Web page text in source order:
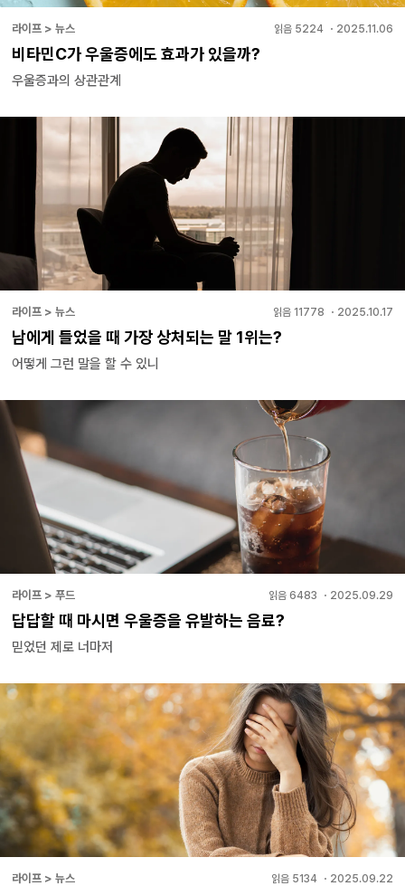
라이프 > 뉴스 읽음 5224 ・ 2025.11.06
비타민C가 우울증에도 효과가 있을까?
우울증과의 상관관계
라이프 > 뉴스 읽음 11778 ・ 2025.10.17
남에게 들었을 때 가장 상처되는 말 1위는?
어떻게 그런 말을 할 수 있니
라이프 > 푸드 읽음 6483 ・ 2025.09.29
답답할 때 마시면 우울증을 유발하는 음료?
믿었던 제로 너마저
라이프 > 뉴스 읽음 5134 ・ 2025.09.22